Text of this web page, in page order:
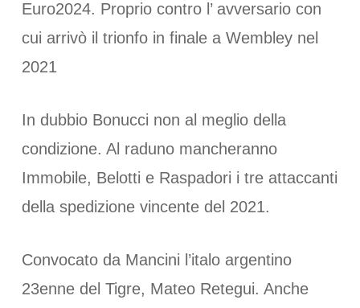
Euro2024. Proprio contro l’ avversario con
cui arrivò il trionfo in finale a Wembley nel
2021
In dubbio Bonucci non al meglio della
condizione. Al raduno mancheranno
Immobile, Belotti e Raspadori i tre attaccanti
della spedizione vincente del 2021.
Convocato da Mancini l’italo argentino
23enne del Tigre, Mateo Retegui. Anche